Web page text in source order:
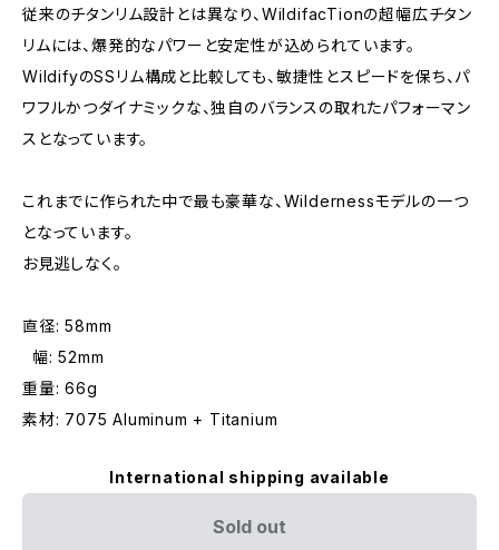
従来のチタンリム設計とは異なり、WildifacTionの超幅広チタン
リムには、爆発的なパワーと安定性が込められています。
WildifyのSSリム構成と比較しても、敏捷性とスピードを保ち、パ
ワフルかつダイナミックな、独自のバランスの取れたパフォーマン
スとなっています。
これまでに作られた中で最も豪華な、Wildernessモデルの一つ
となっています。
お見逃しなく。
直径: 58mm
幅: 52mm
重量: 66g
素材: 7075 Aluminum + Titanium
International shipping available
Sold out